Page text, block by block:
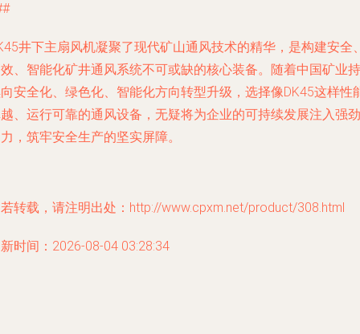
井下主扇风机凝聚了现代矿山通风技术的精华，是构建安全
、智能化矿井通风系统不可或缺的核心装备。随着中国矿业持
安全化、绿色化、智能化方向转型升级，选择像DK45这样性
、运行可靠的通风设备，无疑将为企业的可持续发展注入强劲
，筑牢安全生产的坚实屏障。
转载，请注明出处：http://www.cpxm.net/product/308.html
时间：2026-08-04 03:28:34